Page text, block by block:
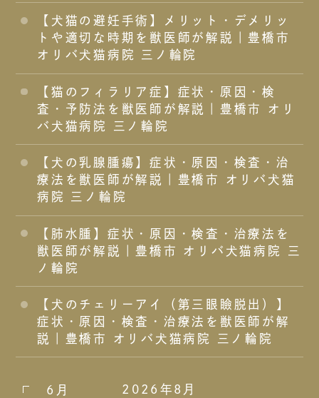
【犬猫の避妊手術】メリット・デメリッ
トや適切な時期を獣医師が解説｜豊橋市
オリバ犬猫病院 三ノ輪院
【猫のフィラリア症】症状・原因・検
査・予防法を獣医師が解説｜豊橋市 オリ
バ犬猫病院 三ノ輪院
【犬の乳腺腫瘍】症状・原因・検査・治
療法を獣医師が解説｜豊橋市 オリバ犬猫
病院 三ノ輪院
【肺水腫】症状・原因・検査・治療法を
獣医師が解説｜豊橋市 オリバ犬猫病院 三
ノ輪院
【犬のチェリーアイ（第三眼瞼脱出）】
症状・原因・検査・治療法を獣医師が解
説｜豊橋市 オリバ犬猫病院 三ノ輪院
2026年8月
6月